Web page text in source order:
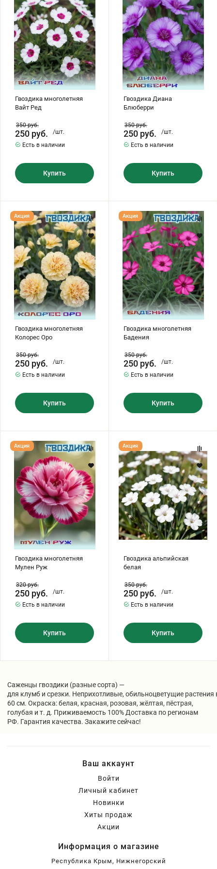
Хризантемы саженцы
Зелень и пряные травы
Ред
Гвоздика многолетняя
Вайт Ред
350руб.
250 руб.
/шт.
Есть в наличии
Купить
Гвоздика Диана
Блюберри
350руб.
250 руб.
/шт.
Есть в наличии
Купить
Гвоздика
многолетняя
Колорес
Оро
Гвоздика многолетняя
Колорес Оро
Акция
350руб.
250 руб.
/шт.
Есть в наличии
Купить
Гвоздика
многолетняя
Бадения
Гвоздика многолетняя
Бадения
Акция
350руб.
250 руб.
/шт.
Есть в наличии
Купить
Гвоздика
многолетняя
Мулен
Гвоздика многолетняя
Мулен Руж
Акция
320руб.
250 руб.
/шт.
Есть в наличии
Купить
Гвоздика
альпийская
белая
Гвоздика альпийская
белая
Акция
350руб.
250 руб.
/шт.
Есть в наличии
Купить
Саженцы гвоздики (разные сорта) —
для клумб и срезки. Неприхотливые, обильноцветущие
60 см. Окраска: белая, красная, розовая, жёлтая, пёстрая,
голубая и т. д. Приживаемость 100% Доставка по регионам
РФ. Гарантия качества. Закажите сейчас!
Ваш аккаунт
Войти
Личный кабинет
Новинки
Хиты продаж
Акции
Информация о магазине
Республика Крым, Нижнегорский